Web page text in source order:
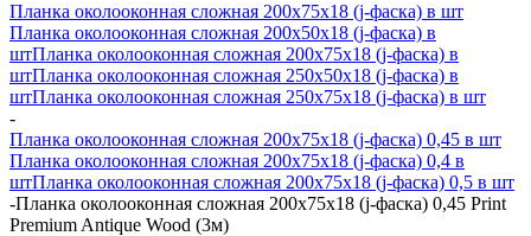
Планка околооконная сложная 200х75х18 (j-фаска) в шт
Планка околооконная сложная 200х50х18 (j-фаска) в
штПланка околооконная сложная 200х75х18 (j-фаска) в
штПланка околооконная сложная 250х50х18 (j-фаска) в
штПланка околооконная сложная 250х75х18 (j-фаска) в шт
-
Планка околооконная сложная 200х75х18 (j-фаска) 0,45 в шт
Планка околооконная сложная 200х75х18 (j-фаска) 0,4 в
штПланка околооконная сложная 200х75х18 (j-фаска) 0,5 в шт
-Планка околооконная сложная 200х75х18 (j-фаска) 0,45 Print
Premium Antique Wood (3м)